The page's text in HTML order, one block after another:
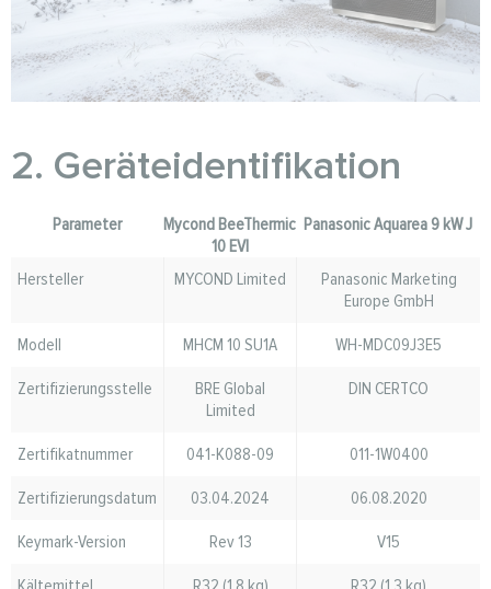
2. Geräteidentifikation
Parameter
Mycond BeeThermic
10 EVI
Panasonic Aquarea 9 kW J
Hersteller MYCOND Limited
Panasonic Marketing
Europe GmbH
Modell
MHCM 10 SU1A
WH-MDC09J3E5
Zertifizierungsstelle
BRE Global
Limited
DIN CERTCO
Zertifikatnummer 041-K088-09
011-1W0400
Zertifizierungsdatum
03.04.2024
06.08.2020
Keymark-Version
Rev 13
V15